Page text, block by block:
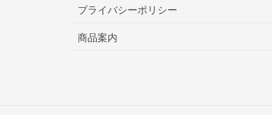
プライバシーポリシー
商品案内